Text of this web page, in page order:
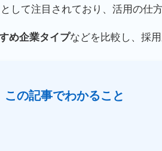
て注目されており、活用の仕
め企業タイプなどを比較し、採
この記事でわかること